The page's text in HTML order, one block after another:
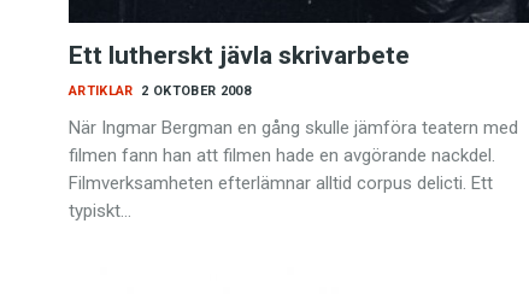
Ett lutherskt jävla skrivarbete
2 OKTOBER 2008
ARTIKLAR
När Ingmar Bergman en gång skulle jämföra teatern med
filmen fann han att filmen hade en avgörande nackdel.
Filmverksamheten efterlämnar alltid corpus delicti. Ett
typiskt…